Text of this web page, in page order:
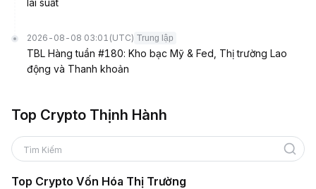
lãi suất
2026-08-08 03:01 (UTC) Trung lập
TBL Hàng tuần #180: Kho bạc Mỹ & Fed, Thị trường Lao
động và Thanh khoản
Top Crypto Thịnh Hành
Tìm Kiếm
Top Crypto Vốn Hóa Thị Trường